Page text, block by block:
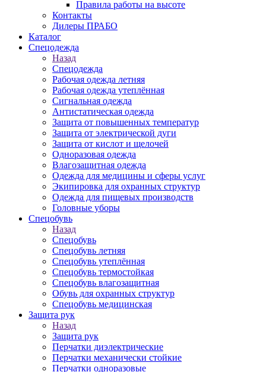
Правила работы на высоте
Контакты
Дилеры ПРАБО
Каталог
Спецодежда
Назад
Спецодежда
Рабочая одежда летняя
Рабочая одежда утеплённая
Сигнальная одежда
Антистатическая одежда
Защита от повышенных температур
Защита от электрической дуги
Защита от кислот и щелочей
Одноразовая одежда
Влагозащитная одежда
Одежда для медицины и сферы услуг
Экипировка для охранных структур
Одежда для пищевых производств
Головные уборы
Спецобувь
Назад
Спецобувь
Спецобувь летняя
Спецобувь утеплённая
Спецобувь термостойкая
Спецобувь влагозащитная
Обувь для охранных структур
Спецобувь медицинская
Защита рук
Назад
Защита рук
Перчатки диэлектрические
Перчатки механически стойкие
Перчатки одноразовые